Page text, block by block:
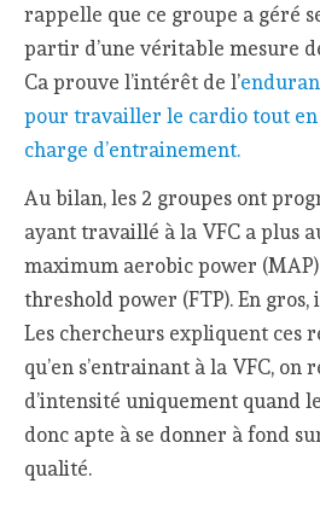
rappelle que ce groupe a géré
partir d’une véritable mesure
Ca prouve l’intérêt de l’
pour travailler le cardio tout
charge d’entrainement.
Au bilan, les 2 groupes ont
ayant travaillé à la VFC a plus
maximum aerobic power
threshold power (FTP). En
Les chercheurs expliquent ces
qu’en s’entrainant à la VFC, on
d’intensité uniquement quand
donc apte à se donner à fond
qualité.